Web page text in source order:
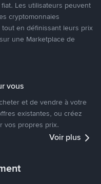
Les utilisateurs peuvent
cryptomonnaies
tout en définissant leurs prix
une Marketplace de
vous
et de vendre à votre
existantes, ou créez
vos propres prix.
Voir plus